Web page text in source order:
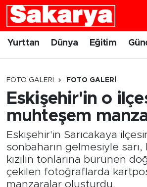
Yurttan Dünya Eğitim
FOTO GALERI FOTO GALERI
Eskişehir'in o
muhteşem
Eskişehir'in Sarıcakaya
sonbaharın gelmesiyle
kızılın tonlarına bürünen
çekilen fotoğraflarda
manzaralar oluşturdu.
Yurttan
Gündem
Eskişehirspor
Spor
Eskişehir Nöbetçi Eczaneler
Eskişehir Trafik Yoğunluk
Süper Lig Puan Durumu ve
Tüm Manşetler